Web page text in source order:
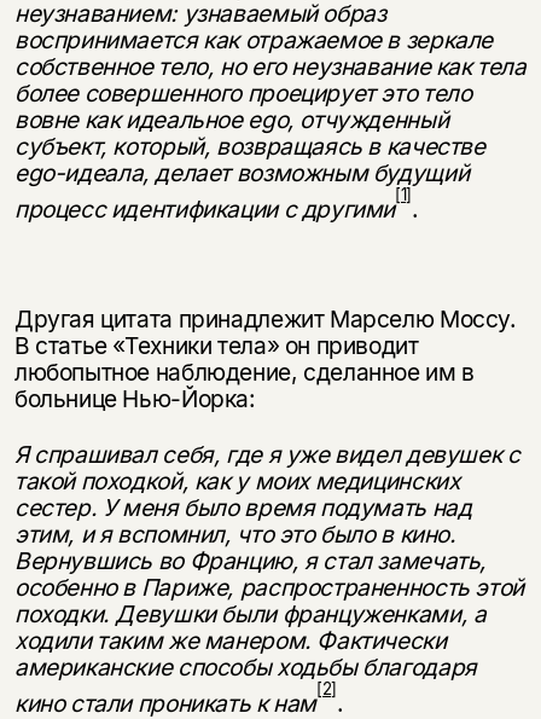
неузнаванием: узнаваемый образ
воспринимается как отражаемое в зеркале
собственное тело, но его неузнавание как тела
более совершенного проецирует это тело
вовне как идеальное ego, отчужденный
субъект, который, возвращаясь в качестве
ego-идеала, делает возможным будущий
процесс идентификации с другими[1].
Другая цитата принадлежит Марселю Моссу.
В статье «Техники тела» он приводит
любопытное наблюдение, сделанное им в
больнице Нью-Йорка:
Я спрашивал себя, где я уже видел девушек с
такой походкой, как у моих медицинских
сестер. У меня было время подумать над
этим, и я вспомнил, что это было в кино.
Вернувшись во Францию, я стал замечать,
особенно в Париже, распространенность этой
походки. Девушки были францужен­ками, а
ходили таким же манером. Фактически
американские способы ходьбы благодаря
кино стали проникать к нам[2].